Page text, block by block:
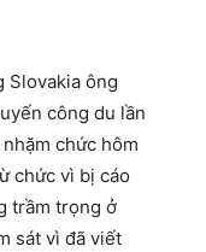
Slovakia ông
công du lần
chức hôm
chức vì bị cáo
trầm trọng ở
sát vì đã viết